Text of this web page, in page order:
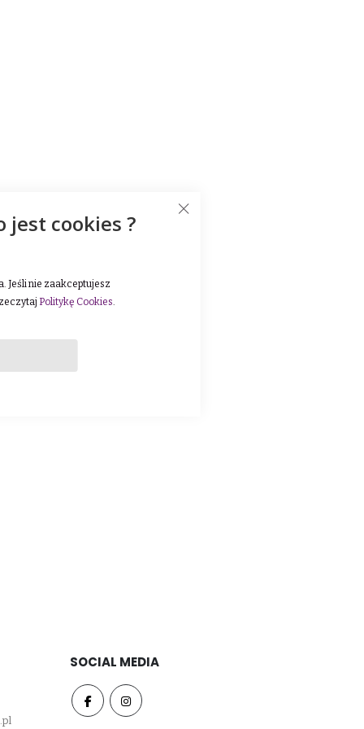
SOCIAL MEDIA
jest cookies ?
Jeśli nie zaakceptujesz
Politykę Cookies